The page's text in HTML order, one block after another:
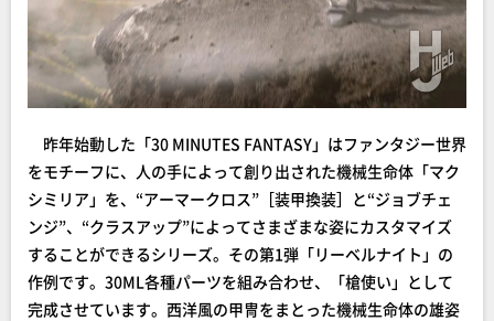
昨年始動した「30 MINUTES FANTASY」はファンタジー世界
をモチーフに、人の手によって創り出された機械生命体「マク
シミリア」を、“アーマークロス”［装甲換装］と“ジョブチェ
ンジ”、“クラスアップ”によってさまざまな姿にカスタマイズ
することができるシリーズ。その第1弾「リーベルナイト」の
作例です。30ML各種パーツを組み合わせ、「槍使い」として
完成させています。西洋風の甲冑をまとった機械生命体の雄姿